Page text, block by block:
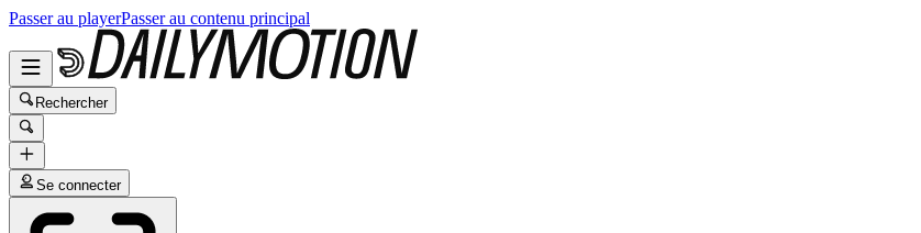
Passer au playerPasser au contenu principal
Rechercher
Se connecter